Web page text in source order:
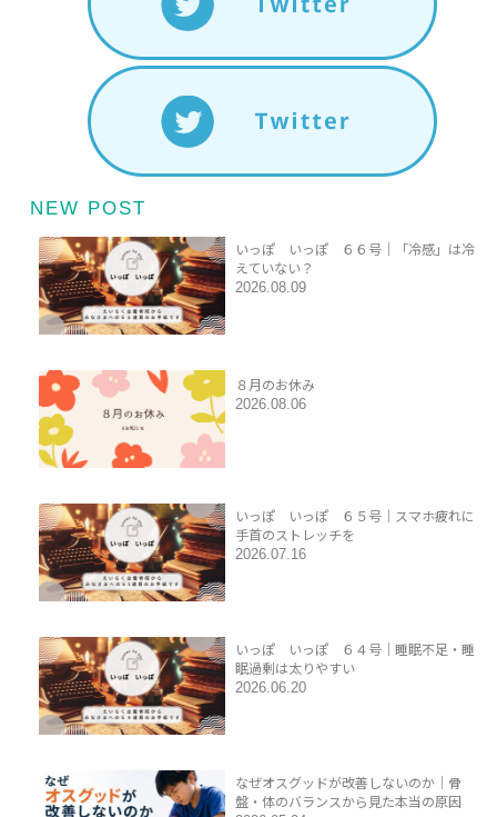
NEW POST
いっぽ いっぽ ６６号｜「冷感」は冷
えていない？
2026.08.09
８月のお休み
2026.08.06
いっぽ いっぽ ６５号｜スマホ疲れに
手首のストレッチを
2026.07.16
いっぽ いっぽ ６４号｜睡眠不足・睡
眠過剰は太りやすい
2026.06.20
なぜオスグッドが改善しないのか｜骨
盤・体のバランスから見た本当の原因